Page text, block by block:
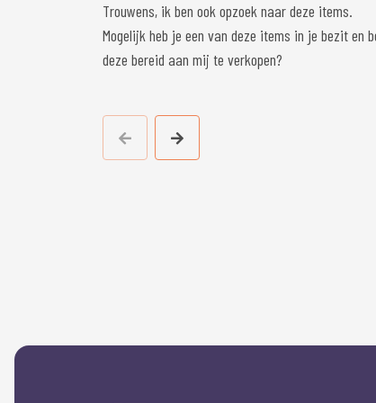
Trouwens, ik ben ook opzoek naar deze items.
Mogelijk heb je een van deze items in je bezit en
deze bereid aan mij te verkopen?